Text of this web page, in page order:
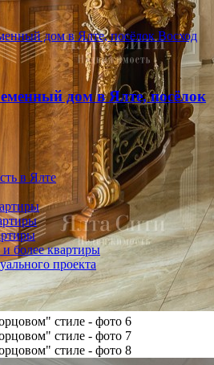
дом в Ялте, посёлок
в Ялте
более квартиры
проекта